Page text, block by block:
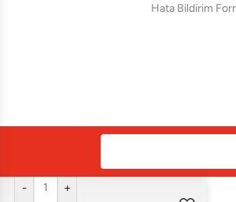
Hata Bildirim
- +